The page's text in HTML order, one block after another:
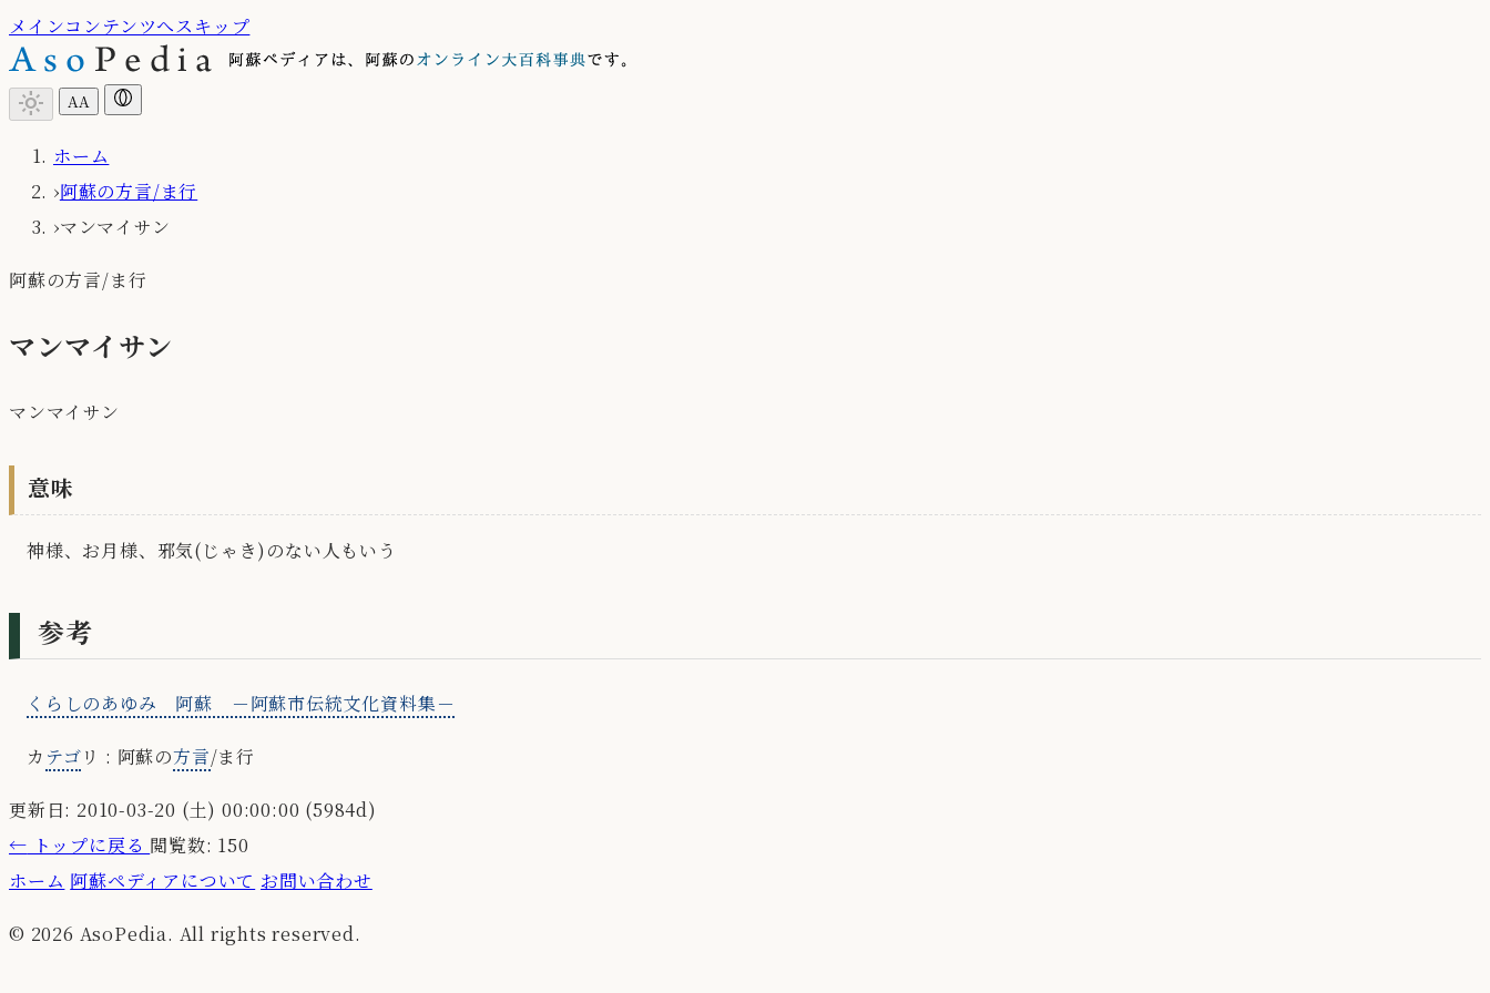
メインコンテンツへスキップ
light_mode AA
ホーム
›阿蘇の方言/ま行
›マンマイサン
阿蘇の方言/ま行
マンマイサン
マンマイサン
意味
神様、お月様、邪気(じゃき)のない人もいう
参考
くらしのあゆみ 阿蘇 －阿蘇市伝統文化資料集－
カ テゴリ : 阿蘇の方言/ま行
更新日: 2010-03-20 (土) 00:00:00 (5984d)
← トップに戻る 閲覧数: 150
ホーム 阿蘇ペディアについて お問い合わせ
© 2026 AsoPedia. All rights reserved.